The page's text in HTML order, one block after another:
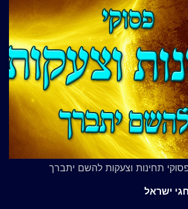
תחינות וצעקות להשם יתברך
ישראל